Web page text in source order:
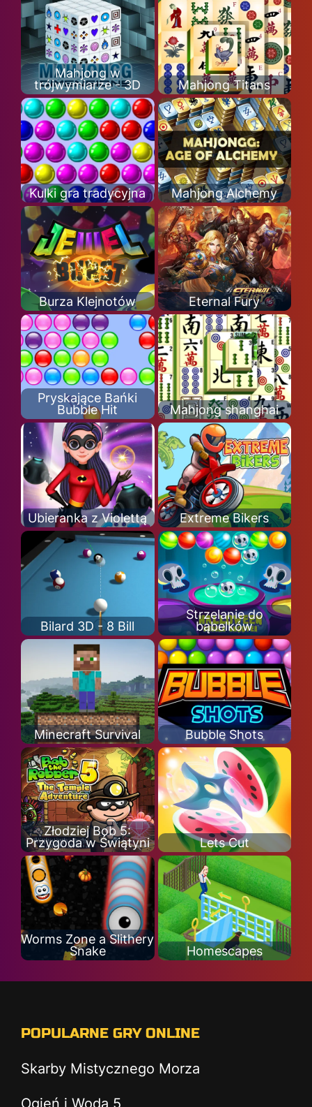
Mahjong w
trójwymiarze - 3D
Mahjong Titans
Kulki gra tradycyjna Mahjong Alchemy
Burza Klejnotów Eternal Fury
Pryskające Bańki
Bubble Hit
Mahjong shanghai
Ubieranka z Violettą Extreme Bikers
Bilard 3D - 8 Bill
Strzelanie do
bąbelków
Minecraft Survival Bubble Shots
Złodziej Bob 5:
Przygoda w Świątyni
Lets Cut
Worms Zone a Slithery
Snake
Homescapes
POPULARNE GRY ONLINE
Skarby Mistycznego Morza
Ogień i Woda 5